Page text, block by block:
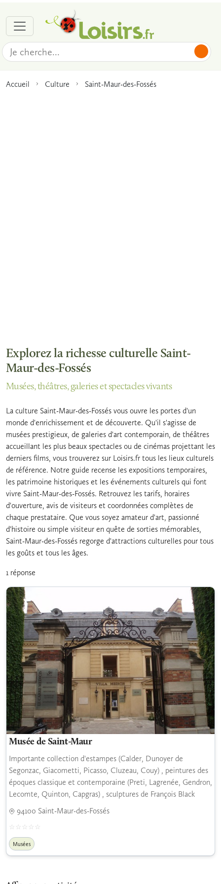
Accueil Culture Saint-Maur-des-Fossés
Explorez la richesse culturelle Saint-
Maur-des-Fossés
Musées, théâtres, galeries et spectacles vivants
La culture Saint-Maur-des-Fossés vous ouvre les portes d'un
monde d'enrichissement et de découverte. Qu'il s'agisse de
musées prestigieux, de galeries d'art contemporain, de théâtres
accueillant les plus beaux spectacles ou de cinémas projettant les
derniers films, vous trouverez sur Loisirs.fr tous les lieux culturels
de référence. Notre guide recense les expositions temporaires,
les patrimoine historiques et les événements culturels qui font
vivre Saint-Maur-des-Fossés. Retrouvez les tarifs, horaires
d'ouverture, avis de visiteurs et coordonnées complètes de
chaque prestataire. Que vous soyez amateur d'art, passionné
d'histoire ou simple visiteur en quête de sorties mémorables,
Saint-Maur-des-Fossés regorge d'attractions culturelles pour tous
les goûts et tous les âges.
1 réponse
Musée de Saint-Maur
Importante collection d'estampes (Calder, Dunoyer de
Segonzac, Giacometti, Picasso, Cluzeau, Couy) , peintures des
époques classique et contemporaine (Preti, Lagrenée, Gendron,
Lecomte, Quinton, Capgras) , sculptures de François Black
94100 Saint-Maur-des-Fossés
Musées